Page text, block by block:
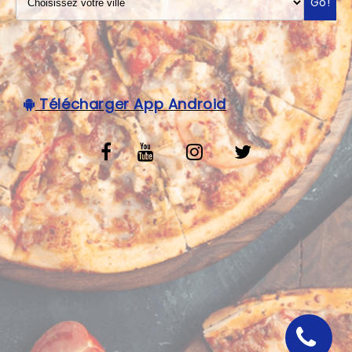
VOS AVIS
MENTIONS LÉGALES
C.G.V
Télécharger App Android